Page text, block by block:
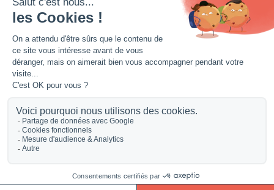
SUIVEZ GERANT DE SARL
Twitter
Facebook
Montpellier. Siret : 394 264 709 00020. R.C.S. Montpellier.